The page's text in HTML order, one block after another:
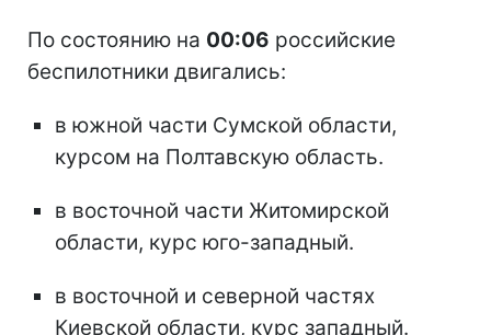
По состоянию на 00:06 российские
беспилотники двигались:
в южной части Сумской области,
курсом на Полтавскую область.
в восточной части Житомирской
области, курс юго-западный.
в восточной и северной частях
Киевской области, курс западный.